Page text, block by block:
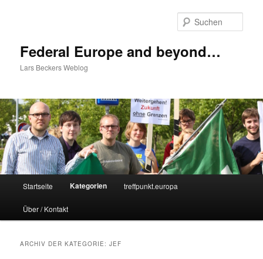
Federal Europe and beyond…
Lars Beckers Weblog
Startseite Kategorien treffpunkt.europa
Über / Kontakt
ARCHIV DER KATEGORIE:JEF